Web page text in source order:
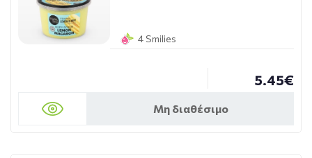
4 Smilies
5.45€
Μη διαθέσιμο